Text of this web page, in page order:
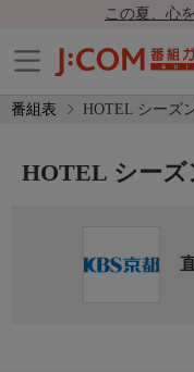
この夏、心
番組表 HOTEL シーズ
HOTEL シーズ